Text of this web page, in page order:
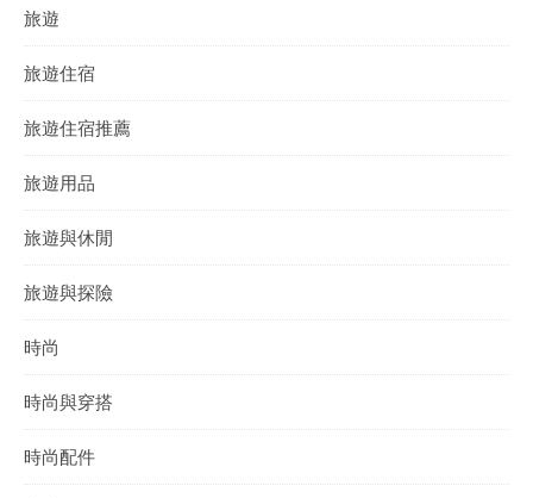
旅遊
旅遊住宿
旅遊住宿推薦
旅遊用品
旅遊與休閒
旅遊與探險
時尚
時尚與穿搭
時尚配件